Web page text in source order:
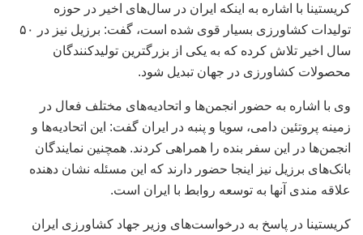
کریستینا با اشاره به اینکه ایران در سال‌های اخیر در حوزه
تولیدات کشاورزی بسیار قوی شده است، گفت: برزیل نیز در ۵۰
سال اخیر تلاش کرده که به یکی از بزرگترین تولیدکنندگان
محصولات کشاورزی در جهان تبدیل شود.
وی با اشاره به حضور انجمن‌ها و اتحادیه‌های مختلف فعال در
زمینه پروتئین دامی، سویا و پنبه در ایران گفت: این اتحادیه‌ها و
انجمن‌ها در این سفر بنده را همراهی کردند. همچنین نمایندگان
بانک‌های برزیل نیز اینجا حضور دارند که این مسئله نشان دهنده
علاقه مندی آنها به توسعه روابط با ایران است.
کریستینا در پاسخ به درخواست‌های وزیر جهاد کشاورزی ایران